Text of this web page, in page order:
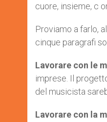
cuore, insieme, c
Proviamo a farlo,
cinque paragrafi
Lavorare con le
imprese. Il
del musicista
Lavorare con la